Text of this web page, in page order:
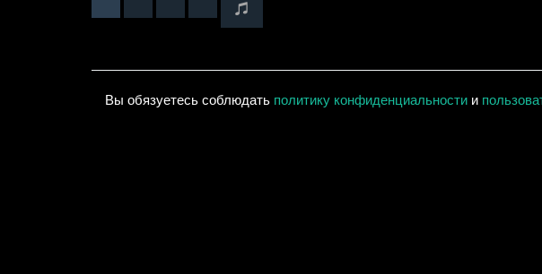
Вы обязуетесь соблюдать политику конфиденциальности и